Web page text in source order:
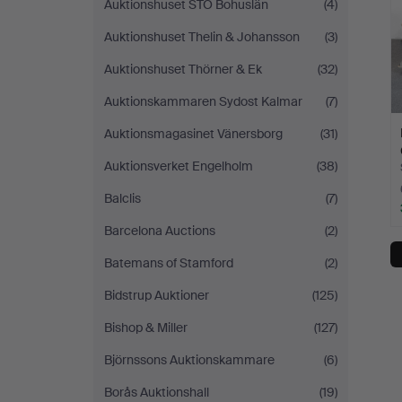
Auktionshuset STO Bohuslän
(4)
Auktionshuset Thelin & Johansson
(3)
Auktionshuset Thörner & Ek
(32)
Auktionskammaren Sydost Kalmar
(7)
Auktionsmagasinet Vänersborg
(31)
Auktionsverket Engelholm
(38)
Balclis
(7)
Barcelona Auctions
(2)
Batemans of Stamford
(2)
Bidstrup Auktioner
(125)
Bishop & Miller
(127)
Björnssons Auktionskammare
(6)
Borås Auktionshall
(19)